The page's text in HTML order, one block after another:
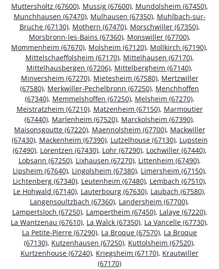
Muttersholtz (67600), Mussig (67600), Mundolsheim (67450),
Munchhausen (67470), Mulhausen (67350), Muhlbach-sur-
Bruche (67130), Mothern (67470), Morschwiller (67350),
Morsbronn-les-Bains (67360), Monswiller (67700),
Mommenheim (67670), Molsheim (67120), Mollkirch (67190),
Mittelschaeffolsheim (67170), Mittelhausen (67170),
Mittelhausbergen (67206), Mittelbergheim (67140),
Minversheim (67270), Mietesheim (67580), Mertzwiller
(67580), Merkwiller-Pechelbronn (67250), Menchhoffen
(67340), Memmelshoffen (67250), Melsheim (67270),
Meistratzheim (67210), Matzenheim (67150), Marmoutier
(67440), Marlenheim (67520), Marckolsheim (67390),
Maisonsgoutte (67220), Maennolsheim (67700), Mackwiller
(67430), Mackenheim (67390), Lutzelhouse (67130), Lupstein
(67490), Lorentzen (67430), Lohr (67290), Lochwiller (67440),
Lobsann (67250), Lixhausen (67270), Littenheim (67490),
Lipsheim (67640), Lingolsheim (67380), Limersheim (67150),
Lichtenberg (67340), Leutenheim (67480), Lembach (67510),
Le Hohwald (67140), Lauterbourg (67630), Laubach (67580),
Langensoultzbach (67360), Landersheim (67700),
Lampertsloch (67250), Lampertheim (67450), Lalaye (67220),
La Wantzenau (67610), La Walck (67350), La Vancelle (67730),
La Petite-Pierre (67290), La Broque (67570), La Broque
(67130), Kutzenhausen (67250), Kuttolsheim (67520),
Kurtzenhouse (67240), Kriegsheim (67170), Krautwiller
(67170)